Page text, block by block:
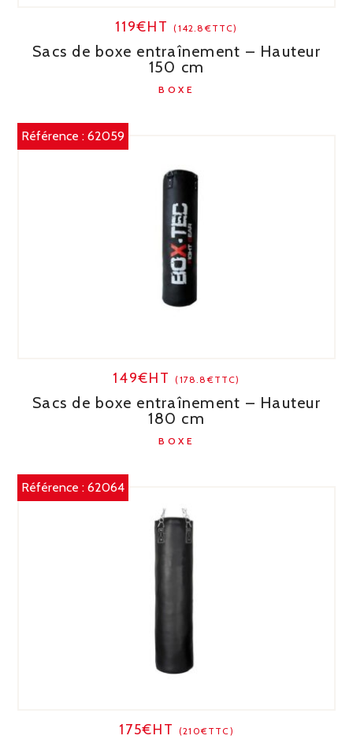
119€HT(142.8€TTC)
Sacs de boxe entraînement – Hauteur
150 cm
BOXE
Référence :62059
149€HT(178.8€TTC)
Sacs de boxe entraînement – Hauteur
180 cm
BOXE
Référence :62064
175€HT(210€TTC)